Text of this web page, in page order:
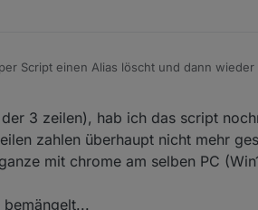
Script einen Alias löscht und dann wieder
3 Zeilen so ändern, dass es
zu machen!
3 zeilen), hab ich das script
zahlen überhaupt nicht mehr
mit chrome am selben PC